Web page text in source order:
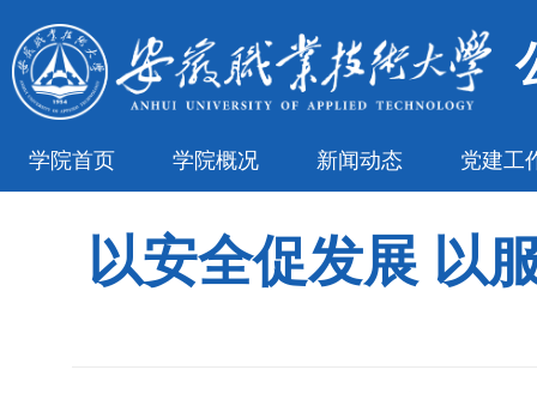
学院首页 学院概况 新闻动态 党建工
以安全促发展 以